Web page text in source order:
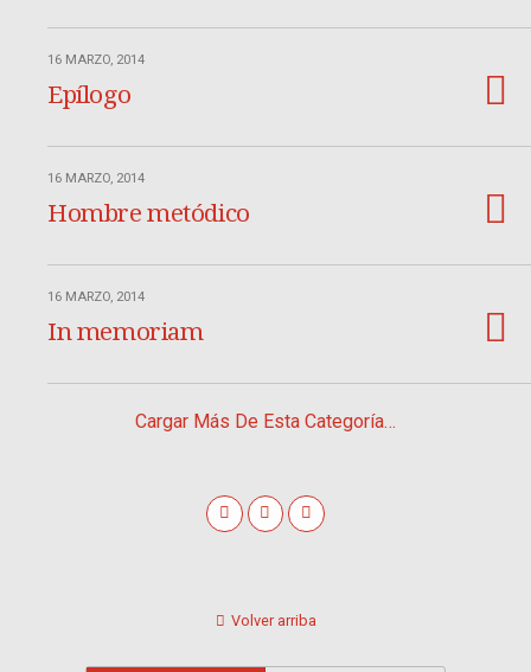
16 MARZO, 2014
Epílogo
16 MARZO, 2014
Hombre metódico
16 MARZO, 2014
In memoriam
Cargar Más De Esta Categoría…
Volver arriba